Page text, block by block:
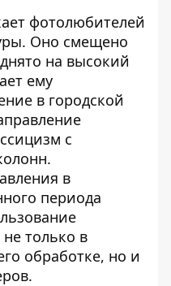
фотолюбителей
Оно смещено
на высокий
ему
в городской
с
в
периода
только в
обработке, но и